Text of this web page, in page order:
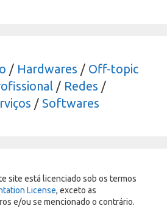
/ Hardwares / Off-topic
/ Redes /
/ Softwares
site está licenciado sob os termos
License, exceto as
e/ou se mencionado o contrário.